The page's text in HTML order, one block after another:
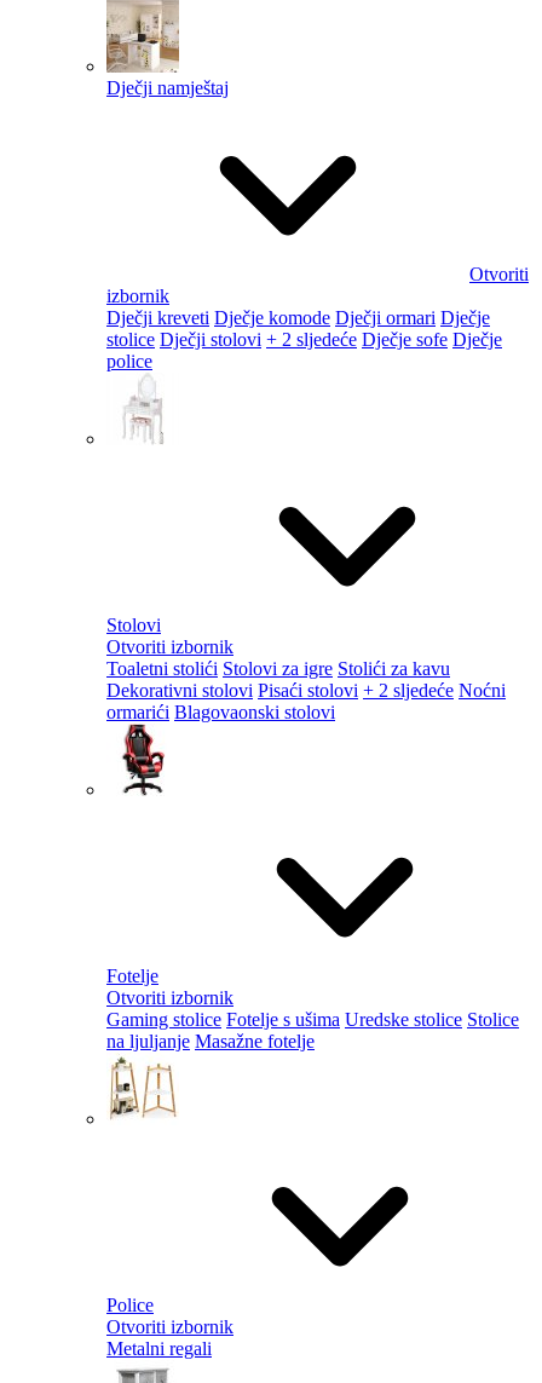
Dječji namještaj
Otvoriti
izbornik
Dječji kreveti Dječje komode Dječji ormari Dječje
stolice Dječji stolovi + 2 sljedeće Dječje sofe Dječje
police
Stolovi
Otvoriti izbornik
Toaletni stolići Stolovi za igre Stolići za kavu
Dekorativni stolovi Pisaći stolovi + 2 sljedeće Noćni
ormarići Blagovaonski stolovi
Fotelje
Otvoriti izbornik
Gaming stolice Fotelje s ušima Uredske stolice Stolice
na ljuljanje Masažne fotelje
Police
Otvoriti izbornik
Metalni regali